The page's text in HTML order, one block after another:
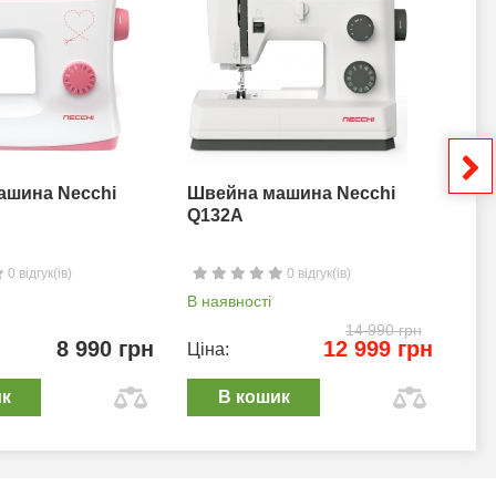
Necchi
0 відгук(ів)
8 990 грн
Швейна машина Necchi
Q132A
0 відгук(ів)
В наявності
14 990 грн
Ціна: 12 999 грн
В кошик